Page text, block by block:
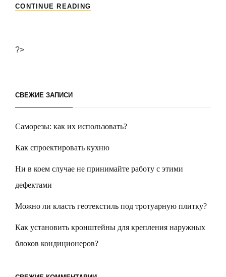
CONTINUE READING
?>
СВЕЖИЕ ЗАПИСИ
Саморезы: как их использовать?
Как спроектировать кухню
Ни в коем случае не принимайте работу с этими
дефектами
Можно ли класть геотекстиль под тротуарную плитку?
Как установить кронштейны для крепления наружных
блоков кондиционеров?